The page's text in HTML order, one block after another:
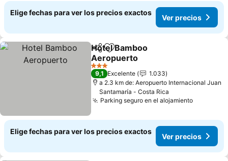
Elige fechas para ver los precios exactos
Ver precios
CompartirAgregar a favoritos
Hotel Bamboo
Aeropuerto
Ver precios
3 Estrellas
9,1 Excelente
1.033
a 2.3 km de: Aeropuerto Internacional Juan
Santamaría - Costa Rica
Parking seguro en el alojamientoVer
Elige fechas para ver los precios exactos
Ver precios